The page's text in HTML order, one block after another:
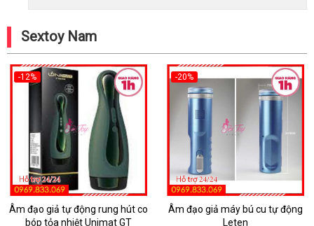
Sextoy Nam
-12%
Âm đạo giả tự động rung hút co
bóp tỏa nhiệt Unimat GT
-20%
Âm đạo giả máy bú cu tự động
Leten